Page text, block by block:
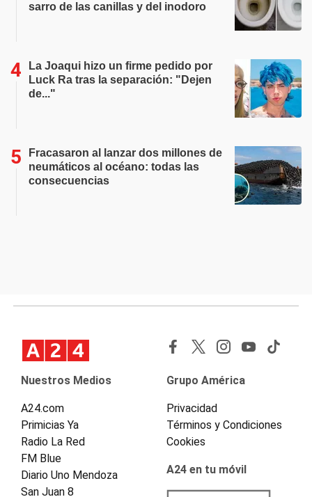
sarro de las canillas y del inodoro
La Joaqui hizo un firme pedido por
Luck Ra tras la separación: "Dejen
de..."
Fracasaron al lanzar dos millones de
neumáticos al océano: todas las
consecuencias
Nuestros Medios
A24.com
Primicias Ya
Radio La Red
FM Blue
Diario Uno Mendoza
San Juan 8
Grupo América
Privacidad
Términos y Condiciones
Cookies
A24 en tu móvil